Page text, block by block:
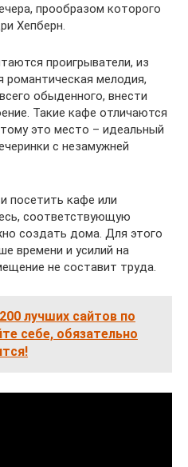
прообразом которого
Хепберн.
проигрыватели, из
романтическая мелодия,
обыденного, внести
Такие кафе отличаются
это место – идеальный
с незамужней
посетить кафе или
соответствующую
создать дома. Для этого
времени и усилий на
не составит труда.
лучших сайтов по
себе, обязательно